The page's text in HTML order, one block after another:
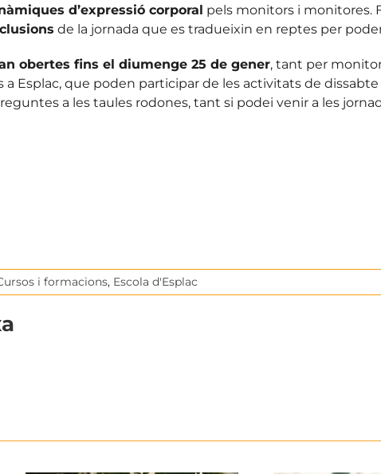
d’expressió corporal pels monitors i monitores.
de la jornada que es tradueixin en reptes per
obertes fins el diumenge 25 de gener, tant per
Esplac, que poden participar de les activitats de dissabte
a les taules rodones, tant si podei venir a les
i formacions, Escola d'Esplac